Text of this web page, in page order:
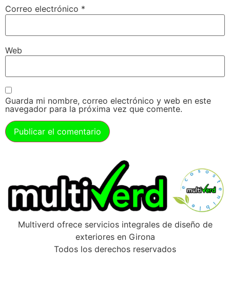
Correo electrónico *
Web
Guarda mi nombre, correo electrónico y web en este
navegador para la próxima vez que comente.
Multiverd ofrece servicios integrales de diseño de
exteriores en Girona
Todos los derechos reservados